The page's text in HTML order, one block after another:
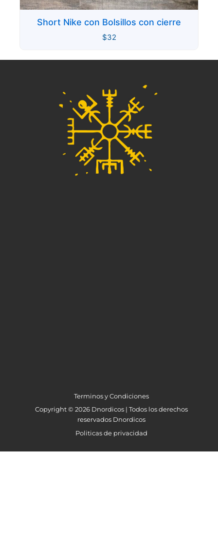
Short Nike con Bolsillos con cierre
$32
Terminos y Condiciones
Copyright © 2026 Dnordicos | Todos los derechos
reservados Dnordicos
Politicas de privacidad